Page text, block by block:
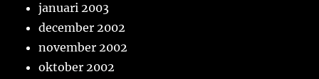
januari 2003
december 2002
november 2002
oktober 2002